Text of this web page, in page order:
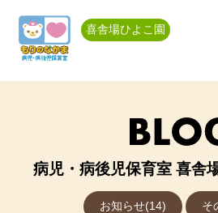
喜舎場ひよこ園
病児・病後児保育室 喜舎
お知らせ(14) そ